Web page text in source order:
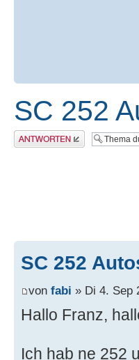
SC 252
Antwort erstellen
SC 252
von fabi » Di 4. Sep
Hallo Franz,
Ich hab ne 252